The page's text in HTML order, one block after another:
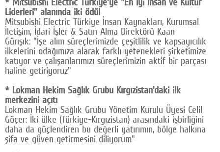
Liderleri" alanında iki ödül
Mitsubishi Electric Türkiye İnsan Kaynakları, Kurumsal
İletişim, İdari İşler & Satın Alma Direktörü Kaan
Gürışık: "İşe alım süreçlerimizde çeşitlilik ve kapsayıcılık
ilkelerini odağımıza alarak farklı yetenekleri şirketimize
katıyor ve çalışanlarımızı süreçlerimizin aktif bir parçası
haline getiriyoruz"
* Lokman Hekim Sağlık Grubu Kırgızistan'daki ilk
merkezini açıtı
Lokman Hekim Sağlık Grubu Yönetim Kurulu Üyesi Celil
Göçer: İki ülke (Türkiye-Kırgızistan) arasındaki işbirliğini
daha da güçlendiren bu değerli yatırımın, bölge halkına
şifa ve güven getirmesini diliyorum"